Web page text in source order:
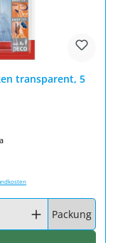
transparent, 5
Preis:
ein oder benutze die
Packung